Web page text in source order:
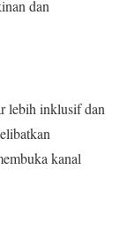
dan
lebih inklusif dan
kanal